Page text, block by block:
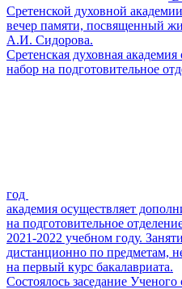
Сретенской духовной
вечер памяти, посвященный
А.И. Сидорова.
Сретенская духовная
набор на подготовительное
год
академия осуществляет
на подготовительное
2021-2022 учебном году.
дистанционно по предметам,
на первый курс бакалавриата.
Состоялось заседание